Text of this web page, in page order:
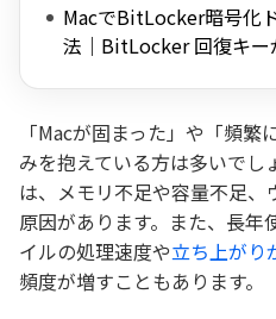
MacでBitLocker暗号化
法｜BitLocker 回復キー
「Macが固まった」や「頻
みを抱えている方は多いでし
は、メモリ不足や容量不足
原因があります。また、長年
イルの処理速度や立ち上がり
頻度が増すこともあります。